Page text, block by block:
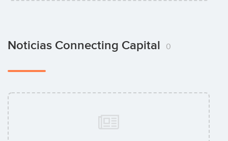
Noticias Connecting Capital 0